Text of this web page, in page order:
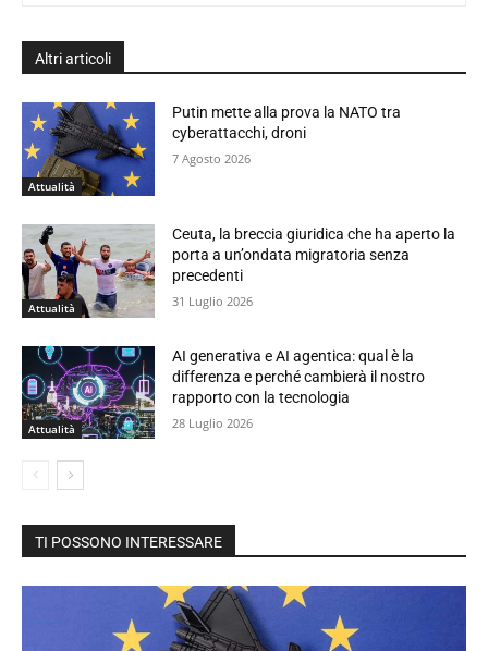
Altri articoli
Attualità
Putin mette alla prova la NATO tra
cyberattacchi, droni
7 Agosto 2026
Attualità
Ceuta, la breccia giuridica che ha aperto la
porta a un’ondata migratoria senza
precedenti
31 Luglio 2026
Attualità
AI generativa e AI agentica: qual è la
differenza e perché cambierà il nostro
rapporto con la tecnologia
28 Luglio 2026
TI POSSONO INTERESSARE